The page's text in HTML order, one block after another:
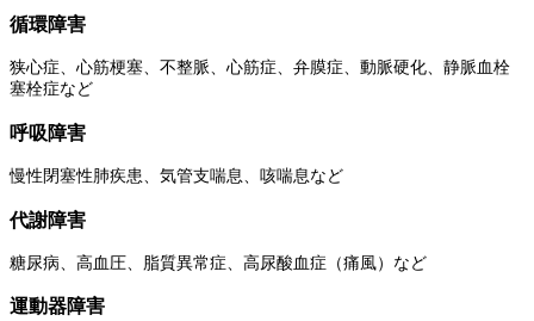
循環障害
狭心症、心筋梗塞、不整脈、心筋症、弁膜症、動脈硬化、静脈血栓
塞栓症など
呼吸障害
慢性閉塞性肺疾患、気管支喘息、咳喘息など
代謝障害
糖尿病、高血圧、脂質異常症、高尿酸血症（痛風）など
運動器障害